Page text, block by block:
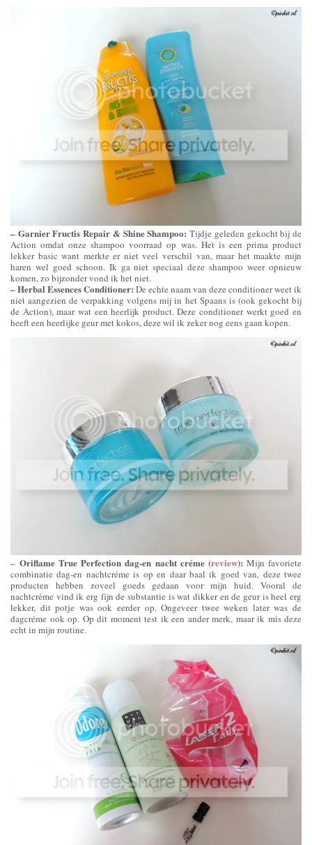
– Garnier Fructis Repair & Shine Shampoo: Tijdje geleden gekocht bij de
Action omdat onze shampoo voorraad op was. Het is een prima product
lekker basic want merkte er niet veel verschil van, maar het maakte mijn
haren wel goed schoon. Ik ga niet speciaal deze shampoo weer opnieuw
komen, zo bijzonder vond ik het niet.
– Herbal Essences Conditioner: De echte naam van deze conditioner weet ik
niet aangezien de verpakking volgens mij in het Spaans is (ook gekocht bij
de Action), maar wat een heerlijk product. Deze conditioner werkt goed en
heeft een heerlijke geur met kokos, deze wil ik zeker nog eens gaan kopen.
– Oriflame True Perfection dag-en nacht créme (review): Mijn favoriete
combinatie dag-en nachtcréme is op en daar baal ik goed van, deze twee
producten hebben zoveel goeds gedaan voor mijn huid. Vooral de
nachtcréme vind ik erg fijn de substantie is wat dikker en de geur is heel erg
lekker, dit potje was ook eerder op. Ongeveer twee weken later was de
dagcréme ook op. Op dit moment test ik een ander merk, maar ik mis deze
echt in mijn routine.